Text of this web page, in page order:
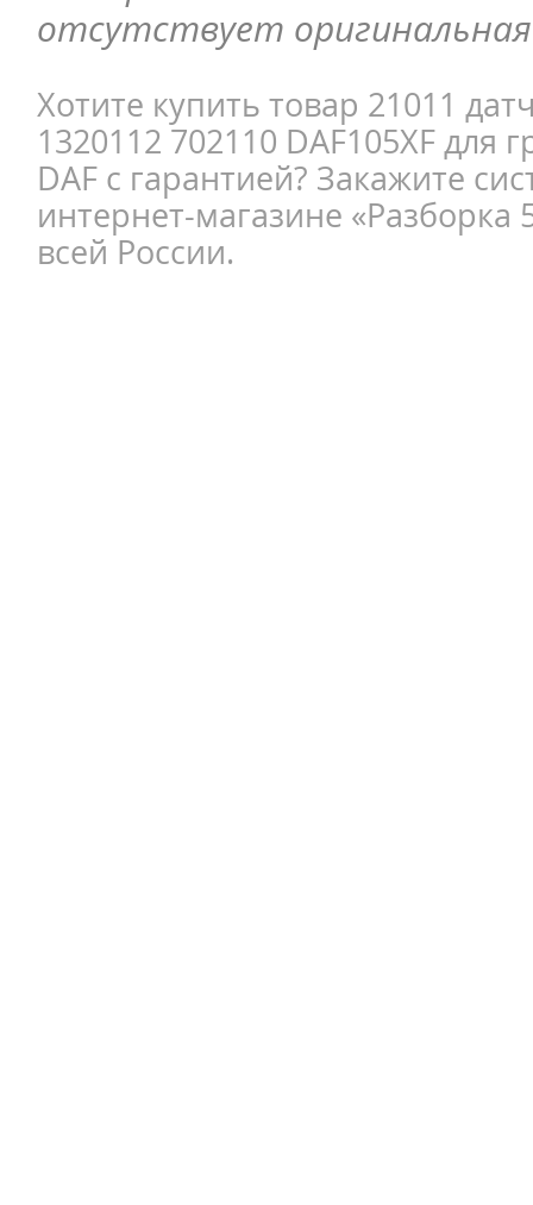
отсутствует оригинальная
Хотите купить товар 21011
1320112 702110 DAF105XF для
DAF с гарантией? Закажите
интернет-магазине «Разборка
всей России.